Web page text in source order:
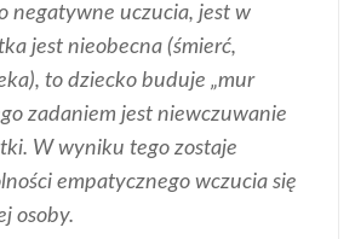
negatywne uczucia, jest w
jest nieobecna (śmierć,
to dziecko buduje „mur
zadaniem jest niewczuwanie
W wyniku tego zostaje
empatycznego wczucia się
osoby.